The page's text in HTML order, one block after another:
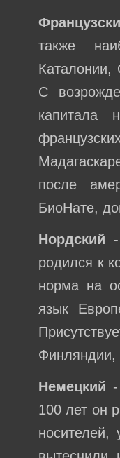
также
Каталонии,
С
капитала
после
БиоНате,
Нордский
родился к
норма на
язык
Финляндии,
Немецкий
100 лет он